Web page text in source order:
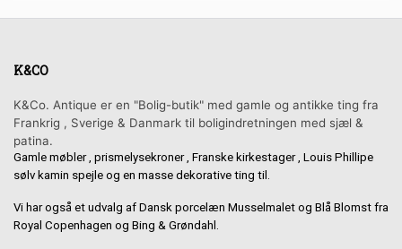
K&CO
K&Co. Antique er en "Bolig-butik" med gamle og antikke ting fra
Frankrig , Sverige & Danmark til boligindretningen med sjæl &
patina.
Gamle møbler , prismelysekroner , Franske kirkestager , Louis Phillipe
sølv kamin spejle og en masse dekorative ting til.
Vi har også et udvalg af Dansk porcelæn Musselmalet og Blå Blomst fra
Royal Copenhagen og Bing & Grøndahl.